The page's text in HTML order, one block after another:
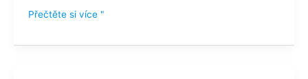
Přečtěte si více "